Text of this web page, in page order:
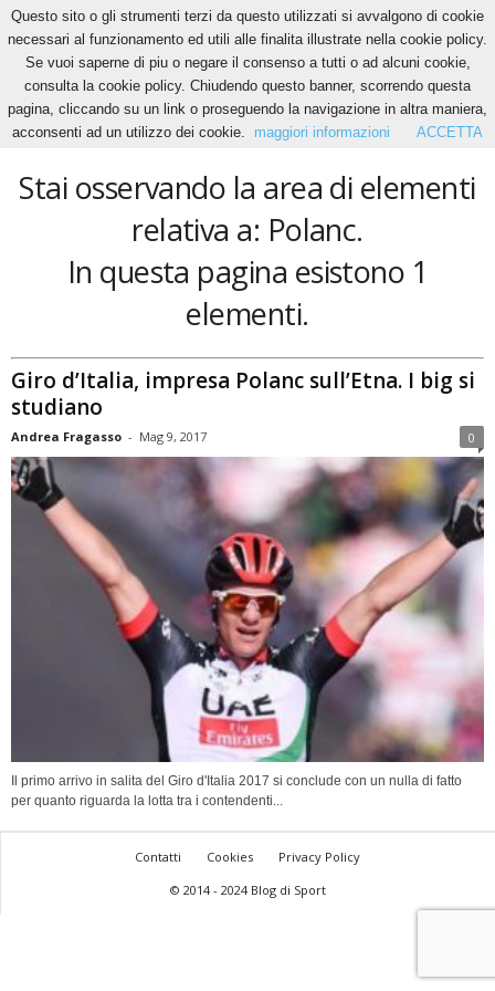
Home Tags Polanc
Polanc
Stai osservando la area di elementi
relativa a: Polanc.
In questa pagina esistono 1
elementi.
Giro d’Italia, impresa Polanc sull’Etna. I big si
studiano
Andrea Fragasso - Mag 9, 2017 0
Il primo arrivo in salita del Giro d'Italia 2017 si conclude con un nulla di fatto
per quanto riguarda la lotta tra i contendenti...
Contatti Cookies
Privacy Policy
© 2014 - 2024 Blog di Sport
Questo sito o gli strumenti terzi da questo utilizzati si avvalgono di cookie
necessari al funzionamento ed utili alle finalita illustrate nella cookie policy.
Se vuoi saperne di piu o negare il consenso a tutti o ad alcuni cookie,
consulta la cookie policy. Chiudendo questo banner, scorrendo questa
pagina, cliccando su un link o proseguendo la navigazione in altra maniera,
acconsenti ad un utilizzo dei cookie.
maggiori informazioni ACCETTA